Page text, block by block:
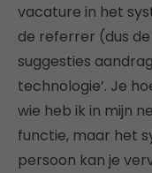
vacature in het
de referrer (dus
suggesties
technologie’. Je
wie heb ik in mijn
functie, maar het
persoon kan je